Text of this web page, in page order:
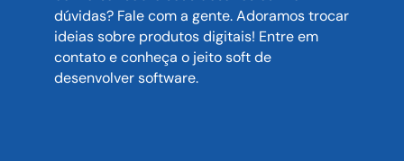
dúvidas? Fale com a gente. Adoramos trocar
ideias sobre produtos digitais! Entre em
contato e conheça o jeito soft de
desenvolver software.